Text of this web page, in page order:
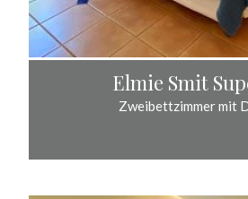
Elmie Smit
Zweibettzimmer mit